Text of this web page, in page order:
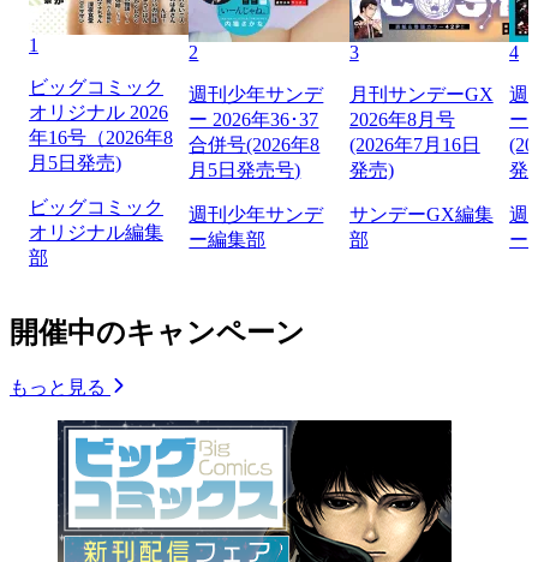
1
ビッグコミック
オリジナル 2026
年16号（2026年8
月5日発売)
ビッグコミック
オリジナル編集
部
2
週刊少年サンデ
ー 2026年36･37
合併号(2026年8
月5日発売号)
週刊少年サンデ
ー編集部
3
月刊サンデーGX
2026年8月号
(2026年7月16日
発売)
サンデーGX編集
部
4
週
ー
発
週
ー
開催中のキャンペーン
もっと見る